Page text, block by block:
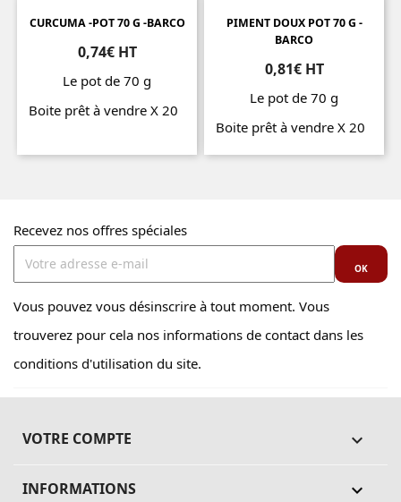
CURCUMA -POT 70 G -BARCO
0,74€ HT
Le pot de 70 g
Boite prêt à vendre X 20
PIMENT DOUX POT 70 G -
BARCO
0,81€ HT
Le pot de 70 g
Boite prêt à vendre X 20
Prix
Recevez nos offres spéciales
Vous pouvez vous désinscrire à tout moment. Vous
trouverez pour cela nos informations de contact dans les
conditions d'utilisation du site.
VOTRE COMPTE 
INFORMATIONS keyboard_arrow_down